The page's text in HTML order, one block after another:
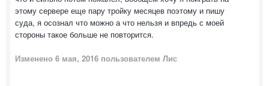
этому сервере еще пару тройку месяцев поэтому и пишу
суда, я осознал что можно а что нельзя и впредь с моей
стороны такое больше не повторится.
Изменено 6 мая, 2016 пользователем Лис